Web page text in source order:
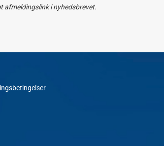
afmeldingslink i nyhedsbrevet.